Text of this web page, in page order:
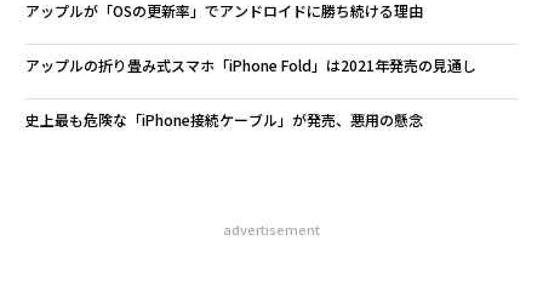
アップルが「OSの更新率」でアンドロイドに勝ち続ける理由
アップルの折り畳み式スマホ「iPhone Fold」は2021年発売の見通し
史上最も危険な「iPhone接続ケーブル」が発売、悪用の懸念
advertisement